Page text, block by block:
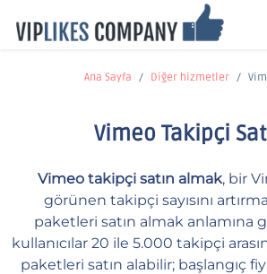
Ana Sayfa Diğer hizmetler
Vimeo Takipçi
Vimeo takipçi satın almak, bir
görünen takipçi sayısını
paketleri satın almak anlamına
kullanıcılar 20 ile 5.000 takipçi
paketleri satın alabilir; başlangıç